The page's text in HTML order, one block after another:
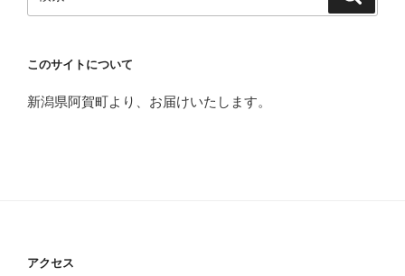
索:
このサイトについて
新潟県阿賀町より、お届けいたします。
アクセス